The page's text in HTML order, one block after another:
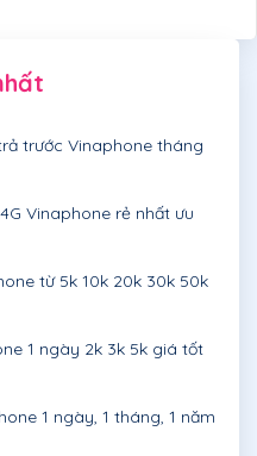
trước Vinaphone tháng
Vinaphone rẻ nhất ưu
từ 5k 10k 20k 30k 50k
1 ngày 2k 3k 5k giá tốt
1 ngày, 1 tháng, 1 năm